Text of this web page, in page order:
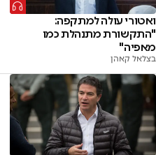
ואטורי עולה למתקפה:
"התקשורת מתנהלת כמו
מאפיה"
בצלאל קאהן